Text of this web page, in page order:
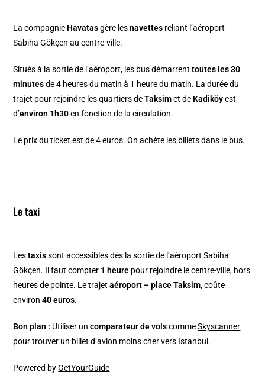
La compagnie Havatasgère lesnavettes reliant l’aéroport
Sabiha Gökçen au centre-ville.
Situés à la sortie de l’aéroport, les bus démarrenttoutes les 30
minutesde 4 heures du matin à 1 heure du matin. La durée du
trajet pour rejoindre les quartiers deTaksimet de Kadiköyest
d’environ 1h30en fonction de la circulation.
Le prix du ticket est de 4 euros. On achète les billets dans le bus.
Le taxi
Lestaxissont accessibles dès la sortie de l’aéroport Sabiha
Gökçen. Il faut compter 1 heure pour rejoindre le centre-ville, hors
heures de pointe. Le trajetaéroport – place Taksim, coûte
environ40 euros.
Bon plan : Utiliser uncomparateur de volscommeSkyscanner
pour trouver un billet d’avion moins cher vers Istanbul.
Powered byGetYourGuide